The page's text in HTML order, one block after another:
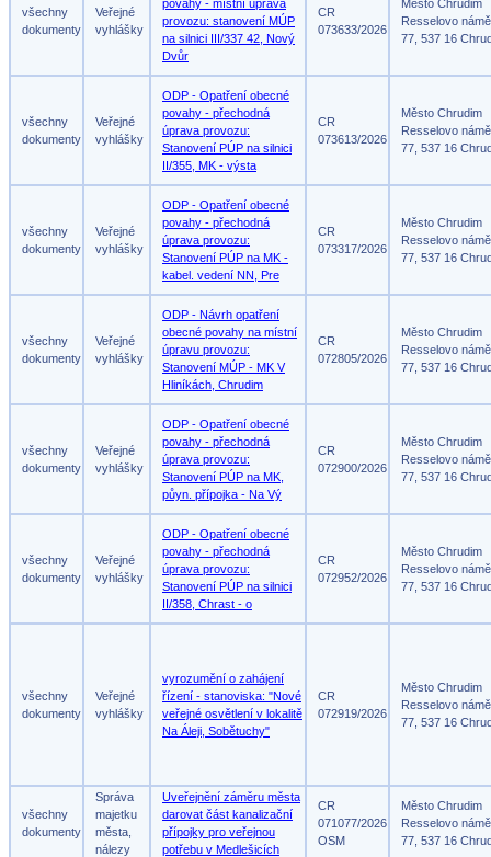
všechny
dokumenty
Veřejné
vyhlášky
povahy - místní úprava
provozu: stanovení MÚP
na silnici III/337 42, Nový
Dvůr
CR
073633/2026
Město Chrudim
Resselovo
77, 537 16
všechny
dokumenty
Veřejné
vyhlášky
ODP - Opatření obecné
povahy - přechodná
úprava provozu:
Stanovení PÚP na silnici
II/355, MK - výsta
CR
073613/2026
Město Chrudim
Resselovo
77, 537 16
všechny
dokumenty
Veřejné
vyhlášky
ODP - Opatření obecné
povahy - přechodná
úprava provozu:
Stanovení PÚP na MK -
kabel. vedení NN, Pre
CR
073317/2026
Město Chrudim
Resselovo
77, 537 16
všechny
dokumenty
Veřejné
vyhlášky
ODP - Návrh opatření
obecné povahy na místní
úpravu provozu:
Stanovení MÚP - MK V
Hliníkách, Chrudim
CR
072805/2026
Město Chrudim
Resselovo
77, 537 16
všechny
dokumenty
Veřejné
vyhlášky
ODP - Opatření obecné
povahy - přechodná
úprava provozu:
Stanovení PÚP na MK,
půyn. přípojka - Na Vý
CR
072900/2026
Město Chrudim
Resselovo
77, 537 16
všechny
dokumenty
Veřejné
vyhlášky
ODP - Opatření obecné
povahy - přechodná
úprava provozu:
Stanovení PÚP na silnici
II/358, Chrast - o
CR
072952/2026
Město Chrudim
Resselovo
77, 537 16
všechny
dokumenty
Veřejné
vyhlášky
vyrozumění o zahájení
řízení - stanoviska: "Nové
veřejné osvětlení v lokalitě
Na Áleji, Sobětuchy"
CR
072919/2026
Město Chrudim
Resselovo
77, 537 16
všechny
dokumenty
Správa
majetku
města,
nálezy
Uveřejnění záměru města
darovat část kanalizační
přípojky pro veřejnou
potřebu v Medlešicích
CR
071077/2026
OSM
Město Chrudim
Resselovo
77, 537 16